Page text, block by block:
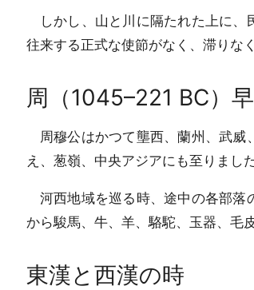
しかし、山と川に隔たれた上に、
往来する正式な使節がなく、滞りな
周（1045–221 BC）
周穆公はかつて壟西、蘭州、武威
え、葱嶺、中央アジアにも至りました
河西地域を巡る時、途中の各部落
から駿馬、牛、羊、駱駝、玉器、毛
東漢と西漢の時